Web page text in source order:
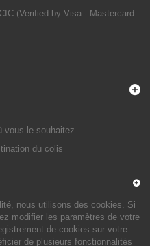
(Verified by Visa - Mastercard
vous le souhaitez
du colis
nous utilisons des cookies. Si
modifier les paramètres de votre
de cookies sur votre
de plusieurs fonctionnalités